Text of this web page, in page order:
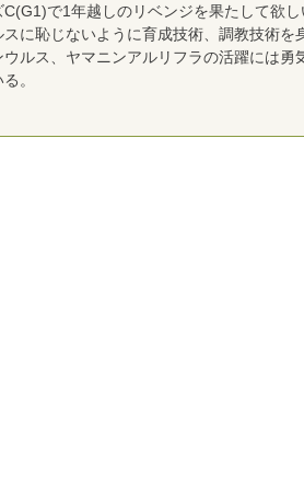
で1年越しのリベンジを果たして欲
に恥じないように育成技術、調教技術
ウルス、ヤマニンアルリフラの活躍には
。